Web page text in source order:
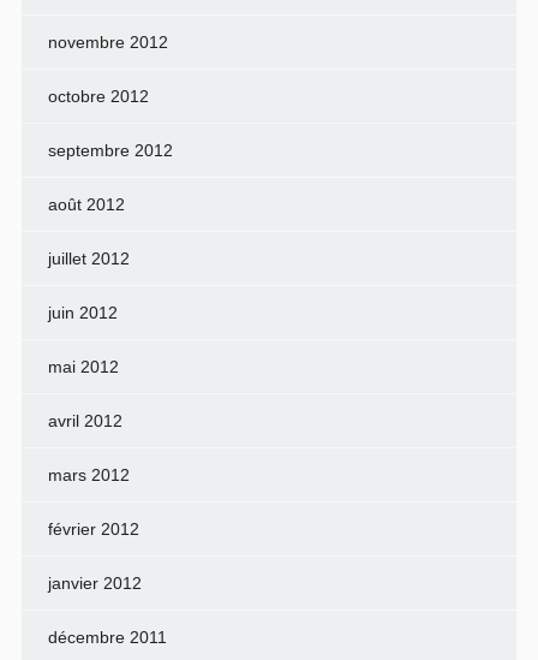
novembre 2012
octobre 2012
septembre 2012
août 2012
juillet 2012
juin 2012
mai 2012
avril 2012
mars 2012
février 2012
janvier 2012
décembre 2011